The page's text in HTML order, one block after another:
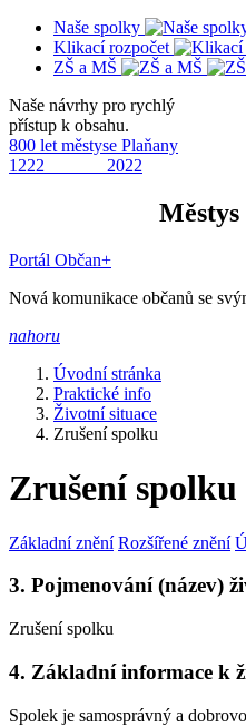
Naše spolky
Klikací rozpočet
ZŠ a MŠ
Naše návrhy pro rychlý
přístup k obsahu.
800 let městyse Plaňany
1222 2022
Portál Občan+
Nová komunikace občanů se
nahoru
Úvodní stránka
Praktické info
Životní situace
Zrušení spolku
Zrušení spolku
Základní znění Rozšířené znění
3. Pojmenování (název)
Zrušení spolku
4. Základní informace k
Spolek je samosprávný a